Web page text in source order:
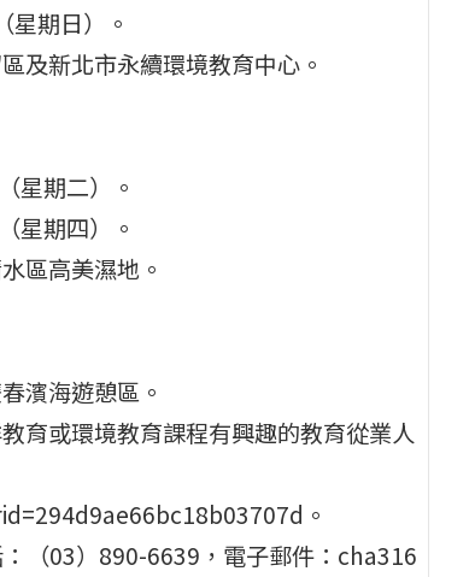
期日）。
及新北市永續環境教育中心。
星期二）。
星期四）。
區高美濕地。
濱海遊憩區。
育或環境教育課程有興趣的教育從業人
。
（03）890-6639，電子郵件：cha316